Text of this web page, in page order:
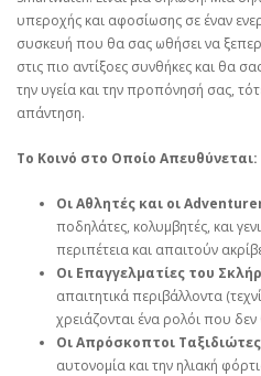
υπεροχής και αφοσίωσης σε έναν
συσκευή που θα σας ωθήσει να
στις πιο αντίξοες συνθήκες και θα
την υγεία και την προπόνησή σας,
απάντηση.
Το Κοινό στο Οποίο Απευθύνεται:
Οι Αθλητές και οι
ποδηλάτες, κολυμβητές, και
περιπέτεια και απαιτούν
Οι Επαγγελματίες του
απαιτητικά περιβάλλοντα
χρειάζονται ένα ρολόι που
Οι Απρόσκοπτοι
αυτονομία και την ηλιακή